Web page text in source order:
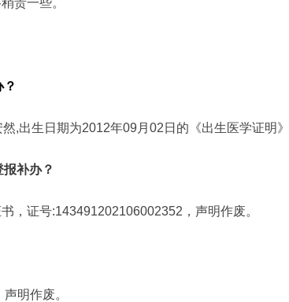
贵一些。
,出生日期为2012年09月02日的《出生医学证明》
补办？
，证号:143491202106002352，声明作废。
明作废。